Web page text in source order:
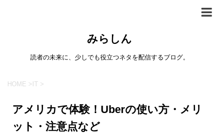
みらしん
読者の未来に、少しでも役立つネタを配信するブログ。
HOME > IT >
アメリカで体験！Uberの使い方・メリ
ット・注意点など